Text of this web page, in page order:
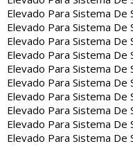
Elevado Para Sistema
Elevado Para Sistema
Elevado Para Sistema
Elevado Para Sistema
Elevado Para Sistema
Elevado Para Sistema
Elevado Para Sistema
Elevado Para Sistema
Elevado Para Sistema
Elevado Para Sistema